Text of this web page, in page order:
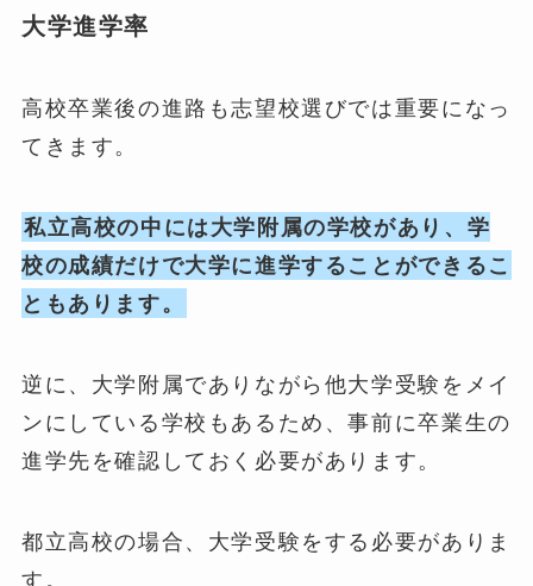
大学進学率
高校卒業後の進路も志望校選びでは重要になっ
てきます。
私立高校の中には大学附属の学校があり、学
校の成績だけで大学に進学することができるこ
ともあります。
逆に、大学附属でありながら他大学受験をメイ
ンにしている学校もあるため、事前に卒業生の
進学先を確認しておく必要があります。
都立高校の場合、大学受験をする必要がありま
す。